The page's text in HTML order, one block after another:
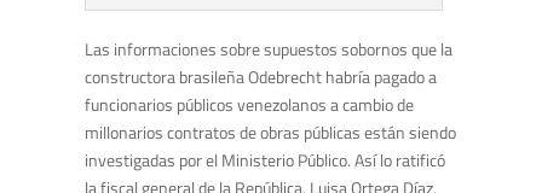
Las informaciones sobre supuestos sobornos que la
constructora brasileña Odebrecht habría pagado a
funcionarios públicos venezolanos a cambio de
millonarios contratos de obras públicas están siendo
investigadas por el Ministerio Público. Así lo ratificó
la fiscal general de la República, Luisa Ortega Díaz,